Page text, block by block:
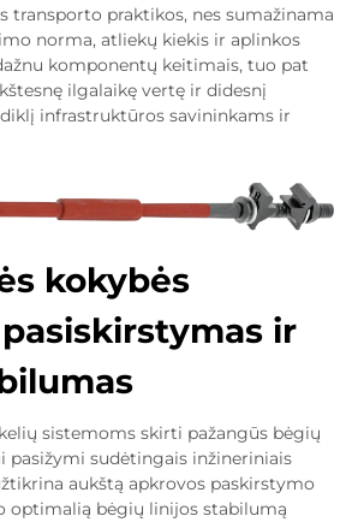
transporto praktikos, nes sumažinama
norma, atliekų kiekis ir aplinkos
komponentų keitimais, tuo pat
ilgalaikę vertę ir didesnį
infrastruktūros savininkams ir
kokybės
ir
sistemoms skirti pažangūs bėgių
sudėtingais inžineriniais
aukštą apkrovos paskirstymo
optimalią bėgių linijos stabilumą